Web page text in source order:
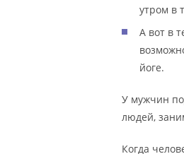
утром в
А вот в
йоге.
У мужчин
людей,
Когда